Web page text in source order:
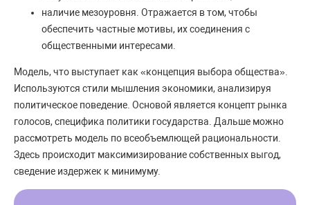
наличие мезоуровня. Отражается в том, чтобы
обеспечить частные мотивы, их соединения с
общественными интересами.
Модель, что выступает как «концепция выбора общества».
Используются стили мышления экономики, анализируя
политическое поведение. Основой является концепт рынка
голосов, специфика политики государства. Дальше можно
рассмотреть модель по всеобъемлющей рациональности.
Здесь происходит максимизирование собственных выгод,
сведение издержек к минимуму.